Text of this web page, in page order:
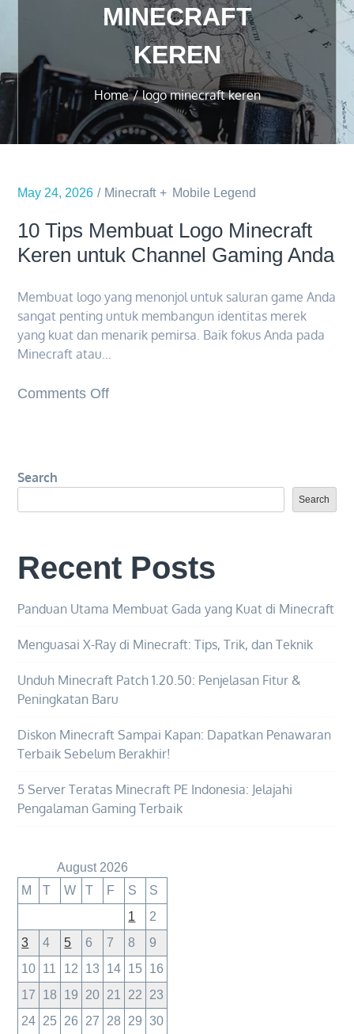
MINECRAFT
KEREN
Home logo minecraft keren
May 24, 2026 Minecraft Mobile Legend
10 Tips Membuat Logo Minecraft
Keren untuk Channel Gaming Anda
Membuat logo yang menonjol untuk saluran game Anda
sangat penting untuk membangun identitas merek
yang kuat dan menarik pemirsa. Baik fokus Anda pada
Minecraft atau…
Comments Offon
Channel
Anda
Search
Search
Recent Posts
Panduan Utama Membuat Gada yang Kuat di Minecraft
Menguasai X-Ray di Minecraft: Tips, Trik, dan Teknik
Unduh Minecraft Patch 1.20.50: Penjelasan Fitur &
Peningkatan Baru
Diskon Minecraft Sampai Kapan: Dapatkan Penawaran
Terbaik Sebelum Berakhir!
5 Server Teratas Minecraft PE Indonesia: Jelajahi
Pengalaman Gaming Terbaik
August 2026
M
T W T F S
S
1
2
3
4 5 6 7 8
9
10 11 12 13 14 15 16
17
18 19 20 21 22
23
24 25 26 27 28 29
30